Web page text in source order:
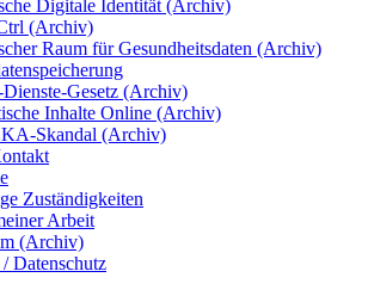
Digitale Identität (Archiv)
(Archiv)
Raum für Gesundheitsdaten (Archiv)
Gesetz (Archiv)
Inhalte Online (Archiv)
Skandal (Archiv)
Zuständigkeiten
Arbeit
(Archiv)
Datenschutz